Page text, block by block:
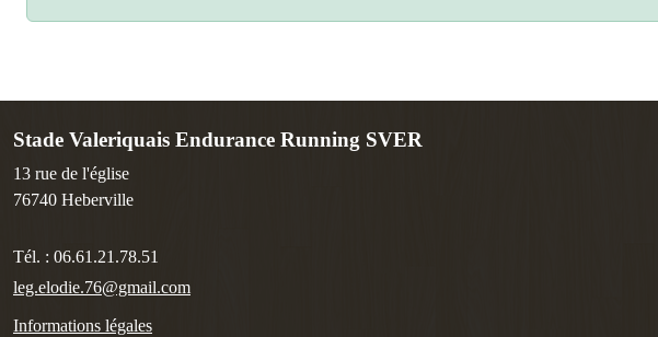
Stade Valeriquais Endurance Running SVER
13 rue de l'église
76740 Heberville
Tél. : 06.61.21.78.51
leg.elodie.76@gmail.com
Informations légales